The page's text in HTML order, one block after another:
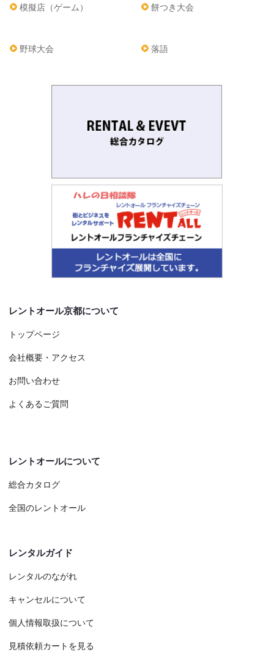
模擬店（ゲーム） 餅つき大会
野球大会 落語
レントオール京都について
トップページ
会社概要・アクセス
お問い合わせ
よくあるご質問
レントオールについて
総合カタログ
全国のレントオール
レンタルガイド
レンタルのながれ
キャンセルについて
個人情報取扱について
見積依頼カートを見る